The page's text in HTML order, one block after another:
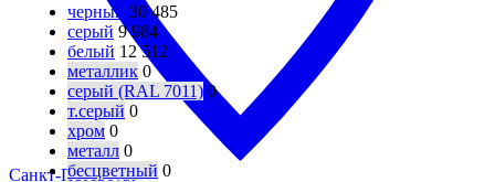
Санкт-Петербург
черный
30 485
серый 9 984
белый 12 512
металлик 0
серый (RAL 7011) 0
т.серый 0
хром 0
металл 0
бесцветный 0